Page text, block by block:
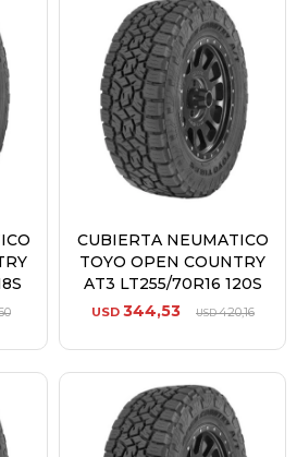
CUBIERTA NEUMATICO
TOYO OPEN COUNTRY
AT3 LT255/70R16 120S
USD 344,53 USD420,16